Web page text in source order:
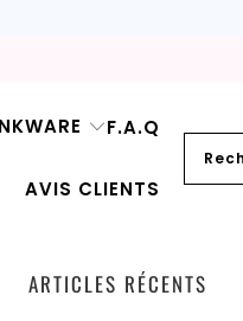
F.A.Q
AVIS CLIENTS
ARTICLES RÉCENTS